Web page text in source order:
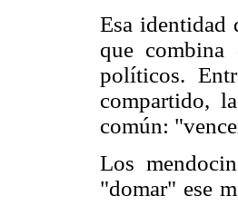
Esa identidad
que combina
políticos.
compartido,
común:
Los
"domar" ese